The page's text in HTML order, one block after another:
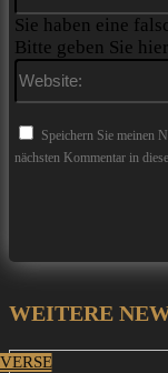
Sie haben eine
Bitte geben Sie
Speichern Sie meinen
nächsten Kommentar in
WEITERE